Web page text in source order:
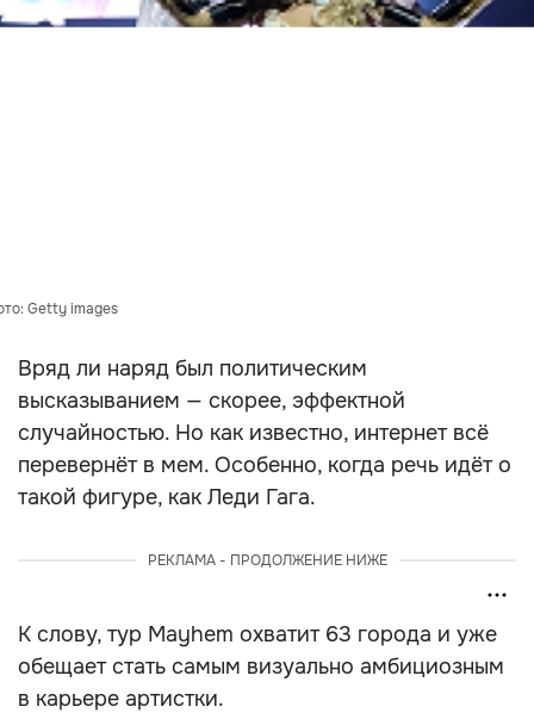
Getty images
Вряд ли наряд был политическим
высказыванием — скорее, эффектной
случайностью. Но как известно, интернет всё
перевернёт в мем. Особенно, когда речь идёт о
такой фигуре, как Леди Гага.
РЕКЛАМА - ПРОДОЛЖЕНИЕ НИЖЕ
К слову, тур Mayhem охватит 63 города и уже
обещает стать самым визуально амбициозным
в карьере артистки.